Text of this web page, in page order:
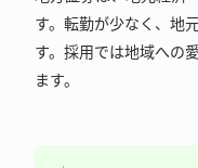
す。転勤が少なく、地
す。採用では地域への
ます。